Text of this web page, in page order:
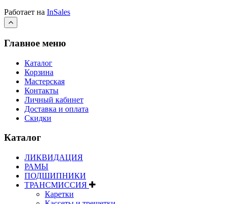
Работает на InSales
Главное меню
Каталог
Корзина
Мастерская
Контакты
Личный кабинет
Доставка и оплата
Скидки
Каталог
ЛИКВИДАЦИЯ
РАМЫ
ПОДШИПНИКИ
ТРАНСМИССИЯ
Каретки